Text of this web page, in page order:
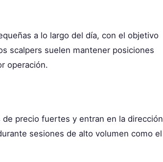
a lo largo del día, con el objetivo
scalpers suelen mantener posiciones
operación.
precio fuertes y entran en la dirección
sesiones de alto volumen como el